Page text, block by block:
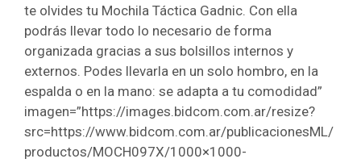
te olvides tu Mochila Táctica Gadnic. Con ella
podrás llevar todo lo necesario de forma
organizada gracias a sus bolsillos internos y
externos. Podes llevarla en un solo hombro, en la
espalda o en la mano: se adapta a tu comodidad”
imagen=”https://images.bidcom.com.ar/resize?
src=https://www.bidcom.com.ar/publicacionesML/
productos/MOCH097X/1000×1000-